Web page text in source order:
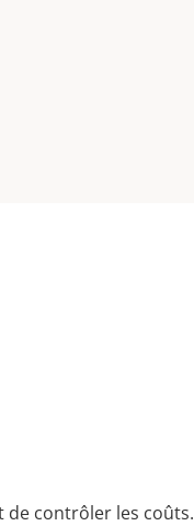
contrôler les coûts.